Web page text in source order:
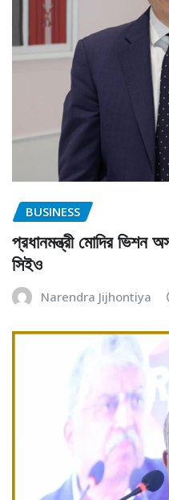
BUSINESS
প্রধানমন্ত্রী মোদির ভিশন
সিইও
Narendra Jijhontiya